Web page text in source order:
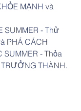
MẠNH và
SUMMER - Thử
PHÁ CÁCH
SUMMER - Thỏa
THÀNH.